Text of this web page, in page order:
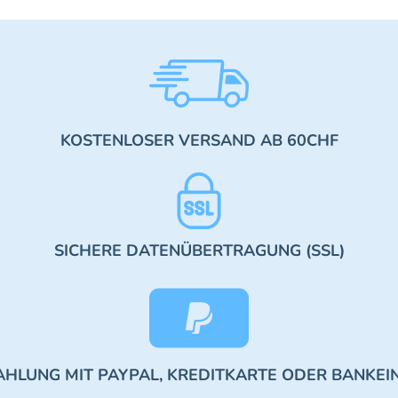
KOSTENLOSER VERSAND AB 60CHF
SICHERE DATENÜBERTRAGUNG (SSL)
MIT PAYPAL, KREDITKARTE ODER